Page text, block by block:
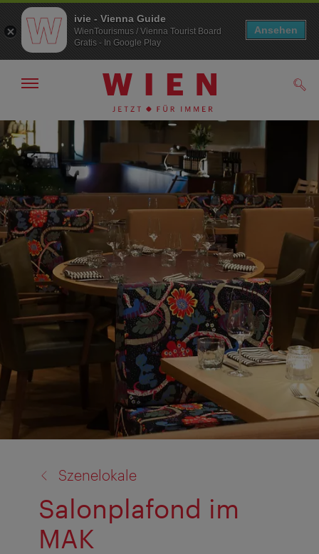
Zur
Navigation
Zum
Inhalt
Navigation
Szenelokale
Salonplafond im
MAK
ivie - Vienna Guide
WienTourismus / Vienna Tourist Board
Gratis - In Google Play
Ansehen